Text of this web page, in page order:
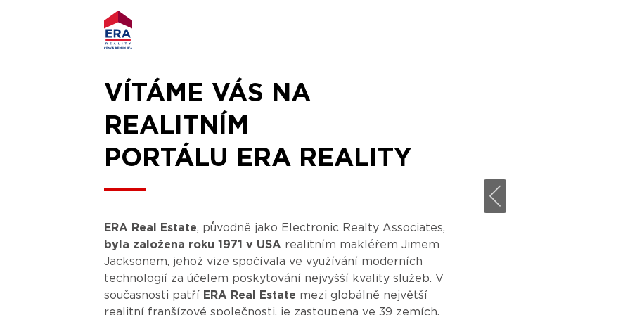
VÍTÁME VÁS NA
REALITNÍM
PORTÁLU ERA REALITY
ERA Real Estate, původně jako Electronic Realty Associates,
byla založena roku 1971 v USA realitním makléřem Jimem
Jacksonem, jehož vize spočívala ve využívání moderních
technologií za účelem poskytování nejvyšší kvality služeb. V
současnosti patří ERA Real Estate mezi globálně největší
realitní franšízové společnosti, je zastoupena ve 39 zemích,